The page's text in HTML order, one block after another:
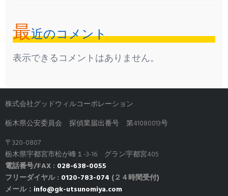
最近のコメント
表示できるコメントはありません。
株式会社グッドウィルコーポレーション
栃木県公安委員会 探偵業届出番号 第41080013号
〒320-0807
栃木県宇都宮市松が峰１-3-16 グラン宇都宮405
電話番号/FAX : 028-638-0055
フリーダイヤル : 0120-783-074 (２４時間受付)
メール： info@gk-utsunomiya.com